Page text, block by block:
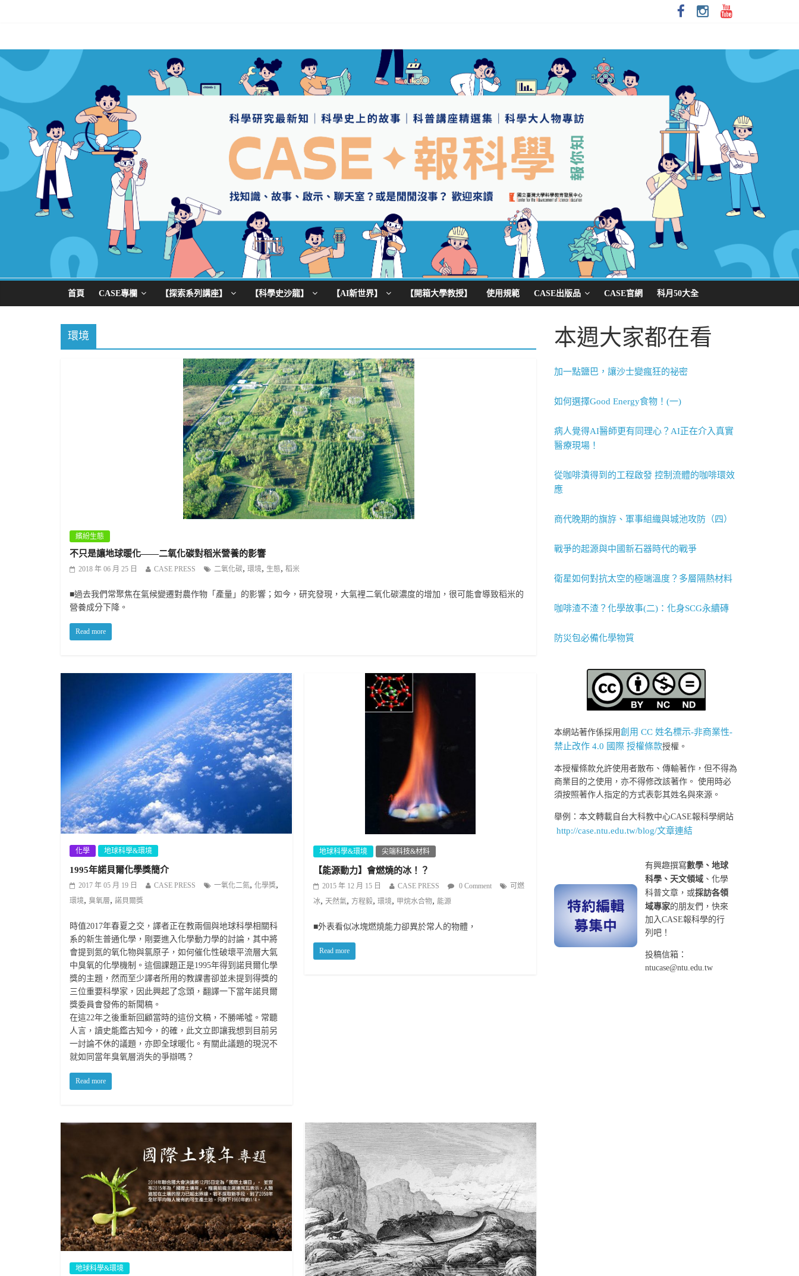
首頁 CASE專欄 【探索系列講座】 【科學史沙龍】 【AI新世界】 【開箱大學教授】 使用規範 CASE出版品 CASE官網 科月50大全
環境
繽紛生態
不只是讓地球暖化——二氧化碳對稻米營養的影響
2018 年 06 月 25 日 CASE PRESS 二氧化碳, 環境, 生態, 稻米
■過去我們常聚焦在氣候變遷對農作物「產量」的影響；如今，研究發現，大氣裡二氧化碳濃度的增加，很可能會導致稻米的
營養成分下降。
Read more
化學 地球科學&環境
1995年諾貝爾化學獎簡介
2017 年 05 月 19 日 CASE PRESS 一氧化二氮, 化學獎,
環境, 臭氧層, 諾貝爾獎
時值2017年春夏之交，譯者正在教兩個與地球科學相關科
系的新生普通化學，剛要進入化學動力學的討論，其中將
會提到氮的氧化物與氯原子，如何催化性破壞平流層大氣
中臭氧的化學機制。這個課題正是1995年得到諾貝爾化學
獎的主題，然而至少譯者所用的教課書卻並未提到得獎的
三位重要科學家，因此興起了念頭，翻譯一下當年諾貝爾
獎委員會發佈的新聞稿。
在這22年之後重新回顧當時的這份文稿，不勝唏噓。常聽
人言，讀史能鑑古知今，的確，此文立即讓我想到目前另
一討論不休的議題，亦即全球暖化。有關此議題的現況不
就如同當年臭氧層消失的爭辯嗎？
Read more
地球科學&環境 尖端科技&材料
【能源動力】會燃燒的冰！？
2015 年 12 月 15 日 CASE PRESS 0 Comment
可燃
冰, 天然氣, 方程毅,環境, 甲烷水合物, 能源
■外表看似冰塊燃燒能力卻異於常人的物體，
Read more
地球科學&環境
本週大家都在看
加一點鹽巴，讓沙士變瘋狂的祕密
如何選擇Good Energy食物！(一)
病人覺得AI醫師更有同理心？AI正在介入真實
醫療現場！
從咖啡漬得到的工程啟發 控制流體的咖啡環效
應
商代晚期的旗斿、軍事組織與城池攻防（四）
戰爭的起源與中國新石器時代的戰爭
衛星如何對抗太空的極端溫度？多層隔熱材料
咖啡渣不渣？化學故事(二)：化身SCG永續磚
防災包必備化學物質
本網站著作係採用創用 CC 姓名標示-非商業性-
禁止改作 4.0 國際 授權條款授權。
本授權條款允許使用者散布、傳輸著作，但不得為
商業目的之使用，亦不得修改該著作。 使用時必
須按照著作人指定的方式表彰其姓名與來源。
舉例：本文轉載自台大科教中心CASE報科學網站
http://case.ntu.edu.tw/blog/文章連結
有興趣撰寫數學、地球
科學、天文領域 、化學
科普文章，或採訪各領
域專家的朋友們，快來
加入CASE報科學的行
列吧！
投稿信箱：
ntucase@ntu.edu.tw